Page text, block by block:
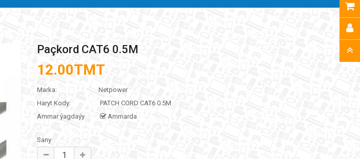
Paçkord CAT6 0.5M
12.00TMT
Marka:
Netpower
Haryt Kody:
PATCH CORD CAT6 0.5M
Ammar ýagdaýy
Ammarda
Sany